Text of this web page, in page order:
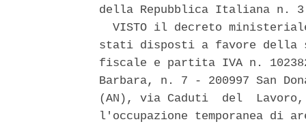
della Repubblica Italiana n.
VISTO il decreto
stati disposti a favore della
fiscale e partita IVA n.
Barbara, n. 7 - 200997 San
(AN), via Caduti  del
l'occupazione temporanea di